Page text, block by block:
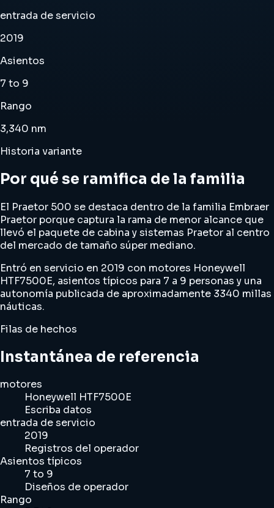
entrada de servicio
2019
Asientos
7 to 9
Rango
3,340 nm
Historia variante
Por qué se ramifica de la familia
El Praetor 500 se destaca dentro de la familia Embraer
Praetor porque captura la rama de menor alcance que
llevó el paquete de cabina y sistemas Praetor al centro
del mercado de tamaño súper mediano.
Entró en servicio en 2019 con motores Honeywell
HTF7500E, asientos típicos para 7 a 9 personas y una
autonomía publicada de aproximadamente 3340 millas
náuticas.
Filas de hechos
Instantánea de referencia
motores
Honeywell HTF7500E
Escriba datos
entrada de servicio
2019
Registros del operador
Asientos típicos
7 to 9
Diseños de operador
Rango